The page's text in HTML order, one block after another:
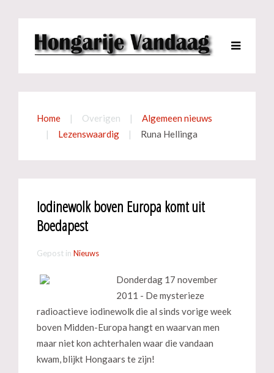
Home Overigen
Algemeen nieuws
Lezenswaardig
Runa Hellinga
Iodinewolk boven Europa komt uit
Boedapest
Gepost in Nieuws
Donderdag 17 november
2011 - De mysterieze
radioactieve iodinewolk die al sinds vorige week
boven Midden-Europa hangt en waarvan men
maar niet kon achterhalen waar die vandaan
kwam, blijkt Hongaars te zijn!